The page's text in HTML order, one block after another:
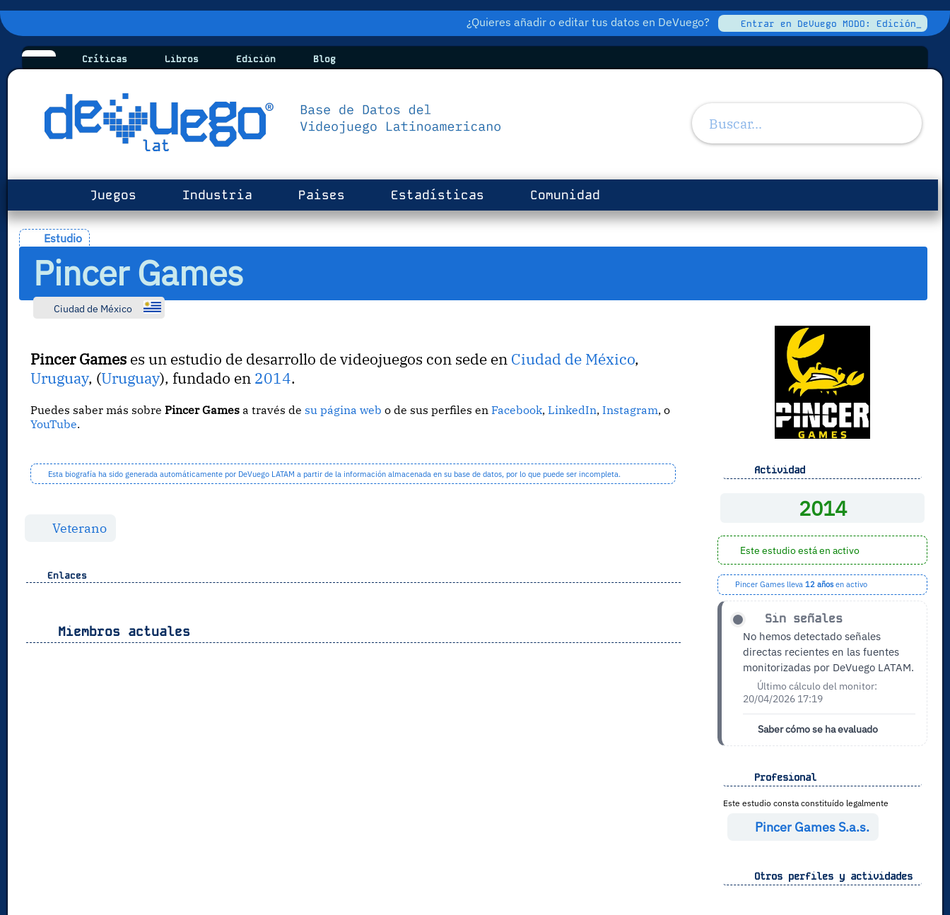
¿Quieres añadir o editar tus datos en DeVuego? Entrar en DeVuego MODO: Edición_
Críticas Libros Edición Blog
Juegos Industria Paises Estadísticas Comunidad
Estudio
Pincer Games
Ciudad de México
Pincer Games es un estudio de desarrollo de videojuegos con sede en Ciudad de México,
Uruguay, (Uruguay), fundado en 2014.
Puedes saber más sobrePincer Games a través de su página web o de sus perfiles enFacebook,LinkedIn,Instagram, o
YouTube.
Esta biografía ha sido generada automáticamente por DeVuego LATAM a partir de la información almacenada en su base de datos, por lo que puede ser incompleta.
Veterano
Enlaces
Miembros actuales
Actividad
2014
Este estudio está en activo
Pincer Games lleva 12 añosen activo
Sin señales
No hemos detectado señales
directas recientes en las fuentes
monitorizadas por DeVuego LATAM.
Último cálculo del monitor:
20/04/2026 17:19
Saber cómo se ha evaluado
Profesional
Este estudio consta constituído legalmente
Pincer Games S.a.s.
Otros perfiles y actividades